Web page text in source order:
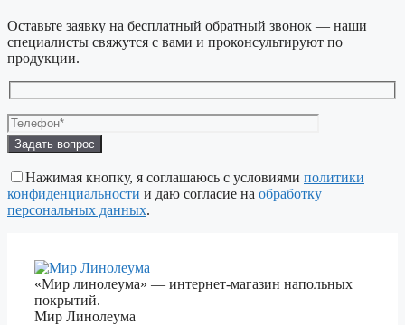
Оставьте заявку на бесплатный обратный звонок — наши
специалисты свяжутся с вами и проконсультируют по
продукции.
Оставьте
это
поле
пустым.
Нажимая кнопку, я соглашаюсь с условиями политики
конфиденциальности и даю согласие на обработку
персональных данных.
«Мир линолеума» — интернет-магазин напольных
покрытий.
Мир Линолеума